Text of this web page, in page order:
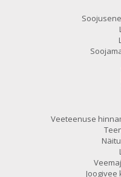
Veeteenuse